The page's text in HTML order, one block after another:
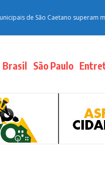
de São Caetano superam
Brasil São Paulo